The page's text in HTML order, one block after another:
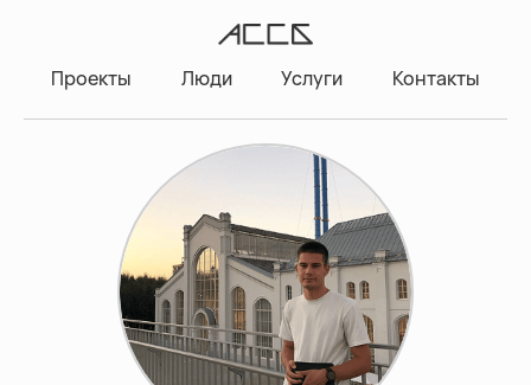
Проекты Люди Услуги Контакты